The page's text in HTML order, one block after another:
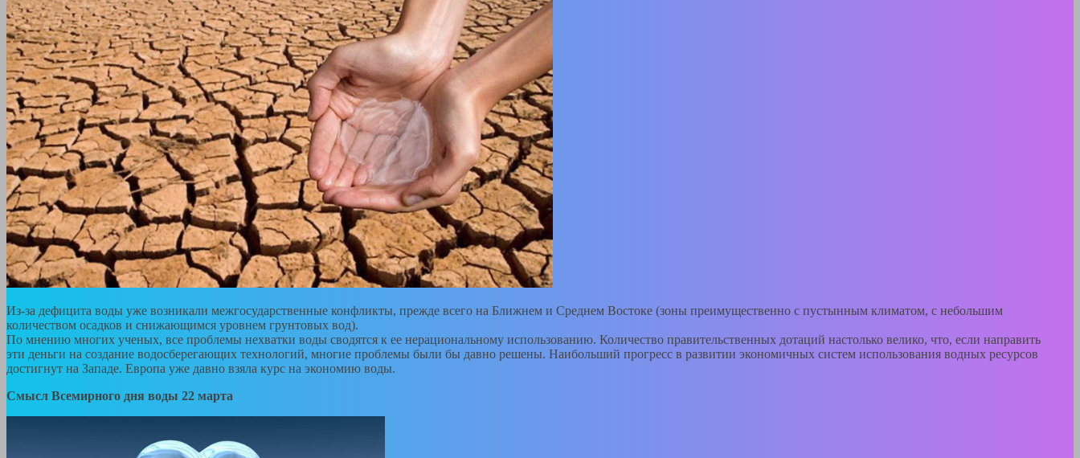
Из-за дефицита воды уже возникали межгосударственные конфликты, прежде всего на Ближнем и Среднем Востоке (зоны преимущественно с пустынным климатом, с небольшим
количеством осадков и снижающимся уровнем грунтовых вод).
По мнению многих ученых, все проблемы нехватки воды сводятся к ее нерациональному использованию. Количество правительственных дотаций настолько велико, что, если направить
эти деньги на создание водосберегающих технологий, многие проблемы были бы давно решены. Наибольший прогресс в развитии экономичных систем использования водных ресурсов
достигнут на Западе. Европа уже давно взяла курс на экономию воды.
Смысл Всемирного дня воды 22 марта